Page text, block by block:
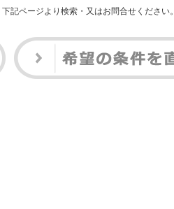
記ページより検索・又はお問合せください。